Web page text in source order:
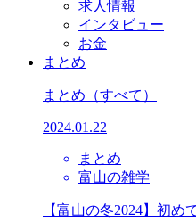
求人情報
インタビュー
お金
まとめ
まとめ （すべて）
2024.01.22
まとめ
富山の雑学
【富山の冬2024】初